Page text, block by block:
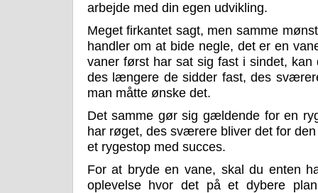
arbejde med din egen udvikling.
Meget firkantet sagt, men samme
handler om at bide negle, det er en
vaner først har sat sig fast i sindet,
des længere de sidder fast, des
man måtte ønske det.
Det samme gør sig gældende for en
har røget, des sværere bliver det for
et rygestop med succes.
For at bryde en vane, skal du enten
oplevelse hvor det på et dybere